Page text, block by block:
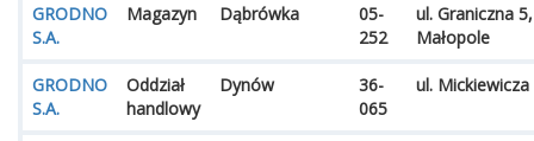
GRODNO
S.A.
Magazyn Dąbrówka
05-
252
ul. Graniczna 5,
Małopole
GRODNO
S.A.
Oddział
handlowy
Dynów
36-
065
ul. Mickiewicza